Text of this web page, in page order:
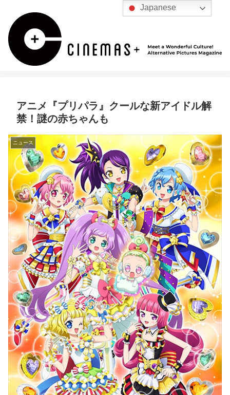
アニメ『プリパラ』クールな新アイドル解
禁！謎の赤ちゃんも
ニュース
Japanese